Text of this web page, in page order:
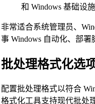
和 Windows 基础设施
非常适合系统管理员、
事 Windows 自动化、部署
批处理格式化选
配置批处理格式以符合
格式化工具支持现代批处